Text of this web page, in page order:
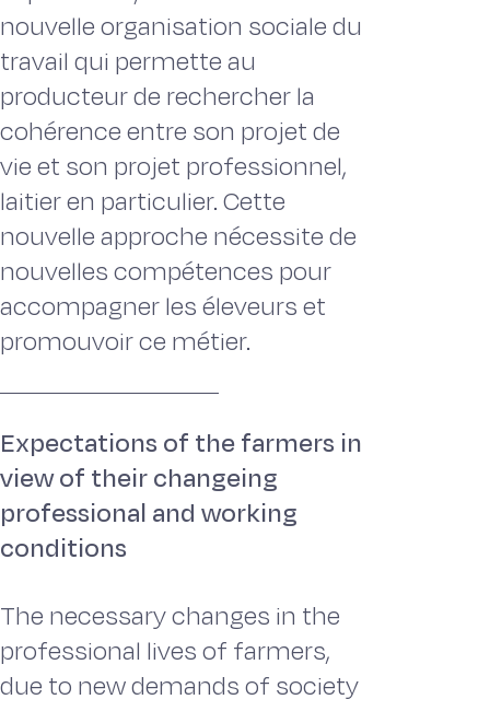
nouvelle organisation sociale du
travail qui permette au
producteur de rechercher la
cohérence entre son projet de
vie et son projet professionnel,
laitier en particulier. Cette
nouvelle approche nécessite de
nouvelles compétences pour
accompagner les éleveurs et
promouvoir ce métier.
Expectations of the farmers in
view of their changeing
professional and working
conditions
The necessary changes in the
professional lives of farmers,
due to new demands of society